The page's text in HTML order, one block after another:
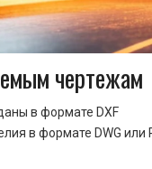
чертежам
в формате DXF
в формате DWG или